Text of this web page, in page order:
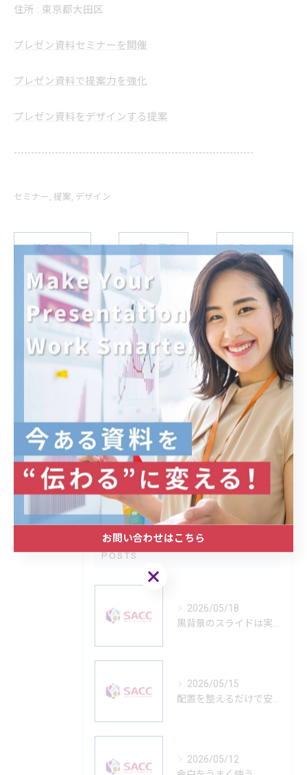
住所 : 東京都大田区
プレゼン資料セミナーを開催
プレゼン資料で提案力を強化
プレゼン資料をデザインする提案
----------------------------------------------------------------------
セミナー 提案 デザイン
< 前のページ 一覧に戻る 次のページ >
カテゴリー CATEGORIES
全てのカテゴリー
研修
セミナー
提案
企業
デザイン
最近の投稿
RECENT
POSTS
2026/05/18
2026/05/15
2026/05/12
お問い合わせはこちら
お問い合わせはこちら